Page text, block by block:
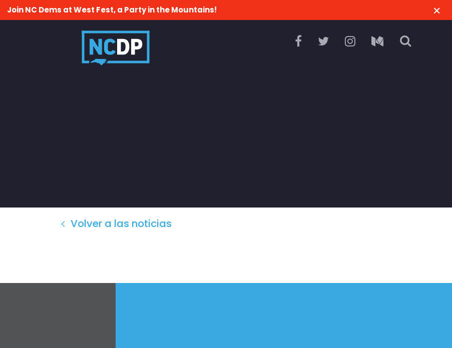
Join NC Dems at West Fest, a Party in the Mountains!
Volver a las noticias